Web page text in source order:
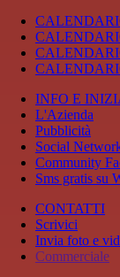
INFO E
L'Azienda
Pubblicità
Social
Community
Sms gratis su
CONTATTI
Scrivici
Invia foto e
Commerciale